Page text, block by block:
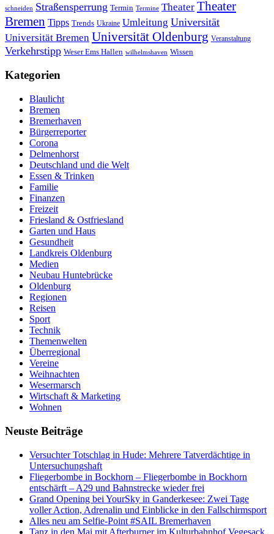
schneiden Straßensperrung Termin Termine Theater Theater
Bremen Tipps Trends Ukraine Umleitung Universität
Universität Bremen Universität Oldenburg Veranstaltung
Verkehrstipp Weser Ems Hallen wilhelmshaven Wissen
Kategorien
Blaulicht
Bremen
Bremerhaven
Bürgerreporter
Corona
Delmenhorst
Deutschland und die Welt
Essen & Trinken
Familie
Finanzen
Freizeit
Friesland & Ostfriesland
Garten und Haus
Gesundheit
Landkreis Oldenburg
Medien
Neubau Huntebrücke
Oldenburg
Regionen
Reisen
Sport
Technik
Themenwelten
Überregional
Vereine
Weihnachten
Wesermarsch
Wirtschaft & Marketing
Wohnen
Neuste Beiträge
Versucht­er Totschlag in Hude: Mehrere Tatverdächtige in
Untersuchungshaft
Fliegerbombe in Bockhorn – Fliegerbombe in Bockhorn
entschärft – A29 und Bahnstrecke wieder frei
Grand Opening bei YourSky in Ganderkesee: Zwei Tage
voller Action, Adrenalin und Einblicke in den Fallschirmsport
Alles neu am Selfie-Point #SAIL Bremerhaven
Tanz in den Mai mit Afterburner im Kulturbahnhof Vegesack